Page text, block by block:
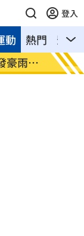
登入
熱門 影音
動
俄軍